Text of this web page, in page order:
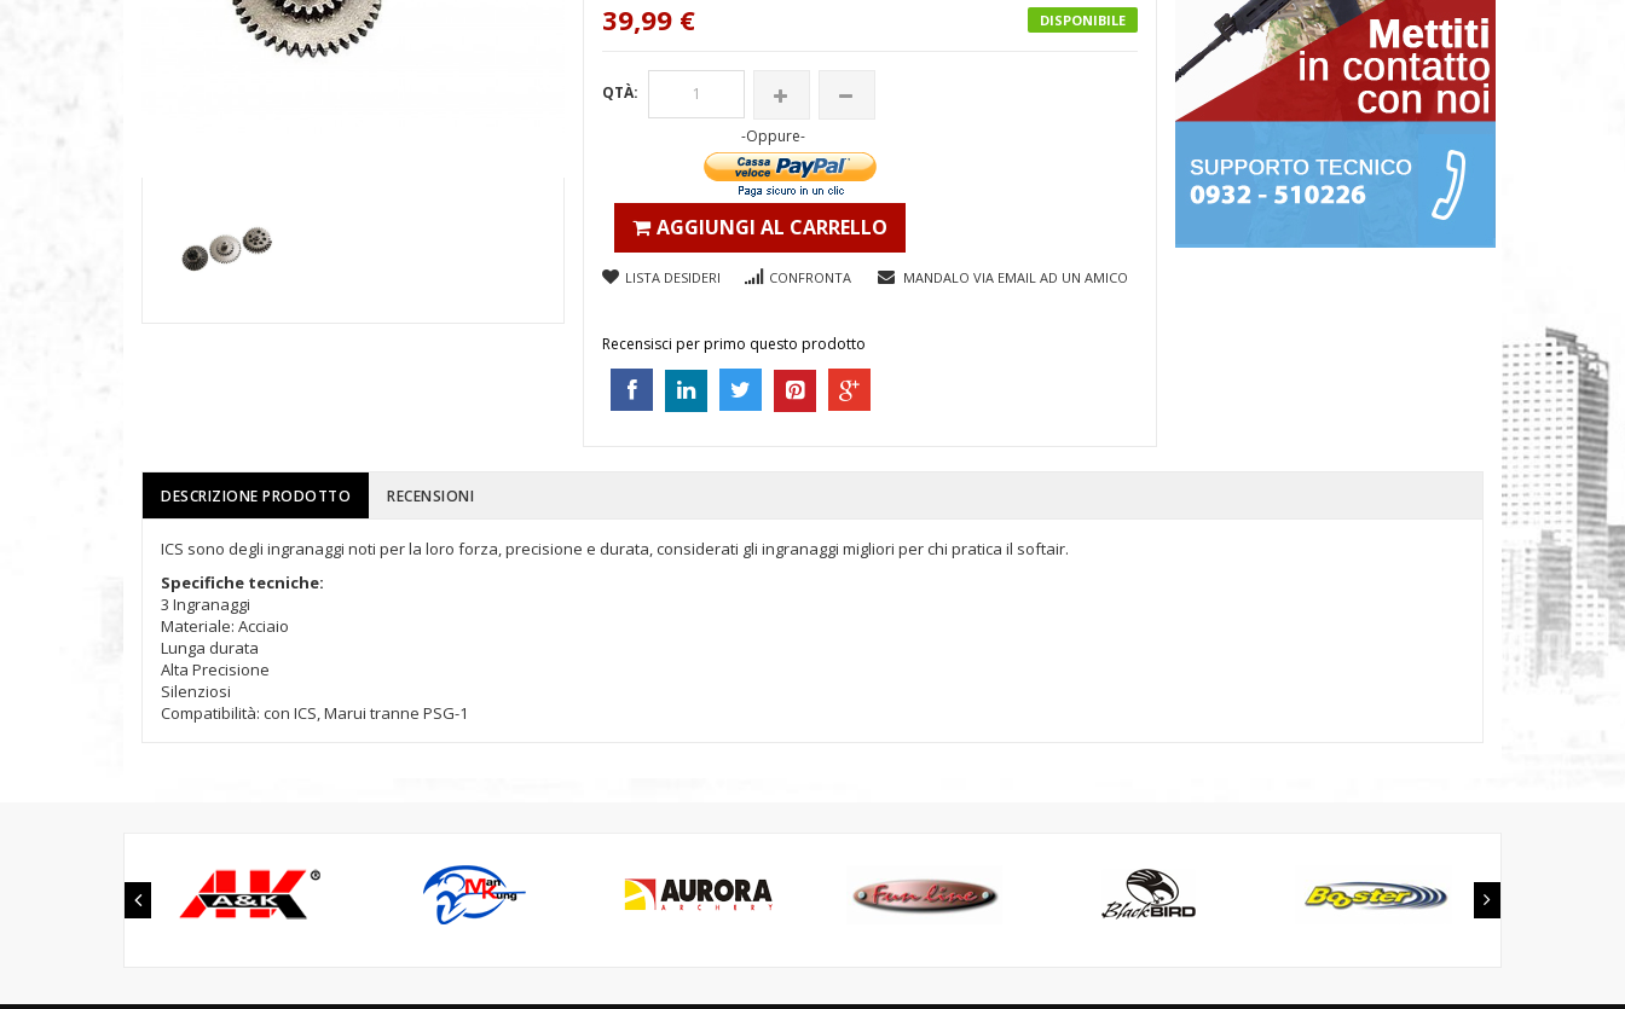
DISPONIBILE
39,99 €
QTÀ:
-Oppure-
AGGIUNGI AL CARRELLO
LISTA DESIDERI CONFRONTA MANDALO VIA EMAIL AD UN AMICO
Recensisci per primo questo prodotto
DESCRIZIONE PRODOTTO RECENSIONI
ICS sono degli ingranaggi noti per la loro forza, precisione e durata, considerati gli ingranaggi migliori per chi pratica il softair.
Specifiche tecniche:
3 Ingranaggi
Materiale: Acciaio
Lunga durata
Alta Precisione
Silenziosi
Compatibilità: con ICS, Marui tranne PSG-1